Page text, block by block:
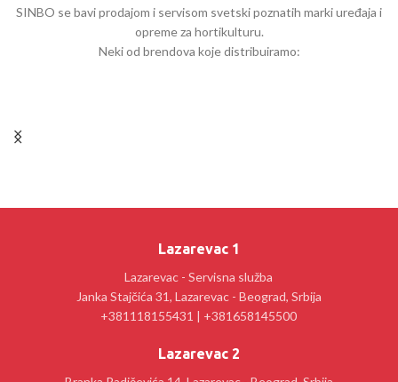
SINBO se bavi prodajom i servisom svetski poznatih marki uređaja i
opreme za hortikulturu.
Neki od brendova koje distribuiramo:
Lazarevac 1
Lazarevac - Servisna služba
Janka Stajčića 31, Lazarevac - Beograd, Srbija
+381118155431 | +381658145500
Lazarevac 2